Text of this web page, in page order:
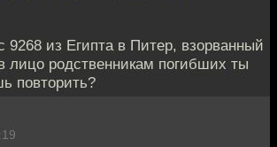
9268 из Египта в Питер, взорванный
лицо родственникам погибших ты
повторить?